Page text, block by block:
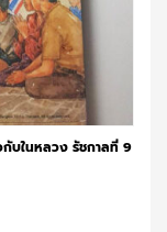
บในหลวง รัชกาลที่ 9